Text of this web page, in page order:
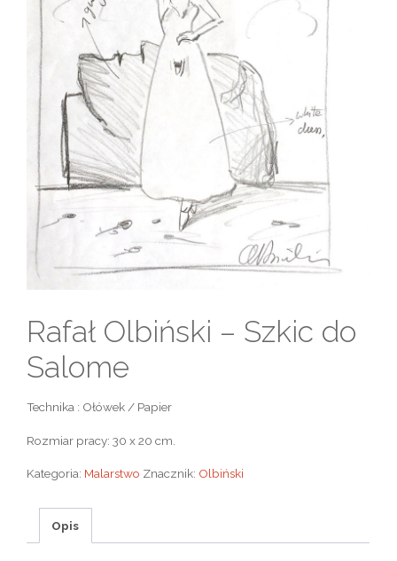
Rafał Olbiński – Szkic do
Salome
Technika : Ołówek / Papier
Rozmiar pracy: 30 x 20 cm.
Kategoria: Malarstwo Znacznik: Olbiński
Opis